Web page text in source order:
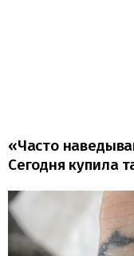
«Часто
Сегодня купила